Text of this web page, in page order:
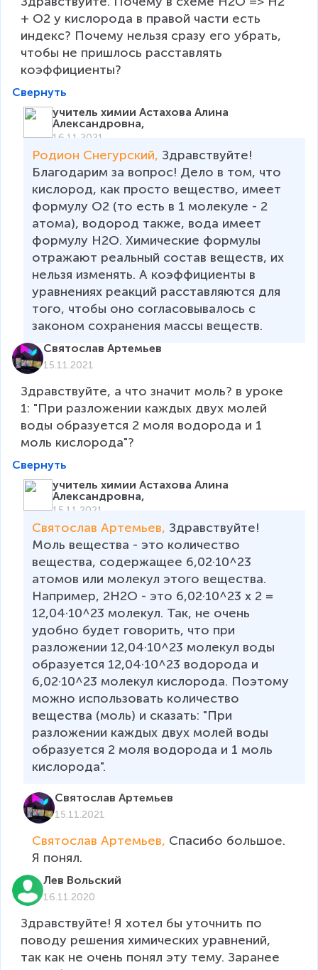
+ O2 у кислорода в правой части есть
индекс? Почему нельзя сразу его убрать,
чтобы не пришлось расставлять
коэффициенты?
Свернуть
учитель химии Астахова Алина
Александровна,
16.11.2021
Родион Снегурский, Здравствуйте!
Благодарим за вопрос! Дело в том, что
кислород, как просто вещество, имеет
формулу О2 (то есть в 1 молекуле - 2
атома), водород также, вода имеет
формулу Н2О. Химические формулы
отражают реальный состав веществ, их
нельзя изменять. А коэффициенты в
уравнениях реакций расставляются для
того, чтобы оно согласовывалось с
законом сохранения массы веществ.
Святослав Артемьев
15.11.2021
Здравствуйте, а что значит моль? в уроке
1: "При разложении каждых двух молей
воды образуется 2 моля водорода и 1
моль кислорода"?
Свернуть
учитель химии Астахова Алина
Александровна,
15.11.2021
Святослав Артемьев, Здравствуйте!
Моль вещества - это количество
вещества, содержащее 6,02·10^23
атомов или молекул этого вещества.
Например, 2Н2О - это 6,02·10^23 х 2 =
12,04·10^23 молекул. Так, не очень
удобно будет говорить, что при
разложении 12,04·10^23 молекул воды
образуется 12,04·10^23 водорода и
6,02·10^23 молекул кислорода. Поэтому
можно использовать количество
вещества (моль) и сказать: "При
разложении каждых двух молей воды
образуется 2 моля водорода и 1 моль
кислорода".
Святослав Артемьев
15.11.2021
Святослав Артемьев, Спасибо большое.
Я понял.
Лев Вольский
16.11.2020
Здравствуйте! Я хотел бы уточнить по
поводу решения химических уравнений,
так как не очень понял эту тему. Заранее